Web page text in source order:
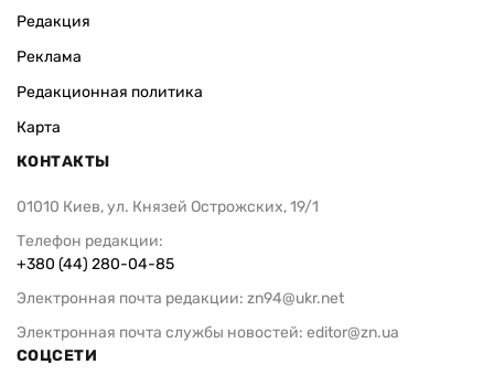
Редакция
Реклама
Редакционная политика
Карта
КОНТАКТЫ
01010 Киев, ул. Князей Острожских, 19/1
Телефон редакции:
+380 (44) 280-04-85
Электронная почта редакции: zn94@ukr.net
Электронная почта службы новостей: editor@zn.ua
СОЦСЕТИ